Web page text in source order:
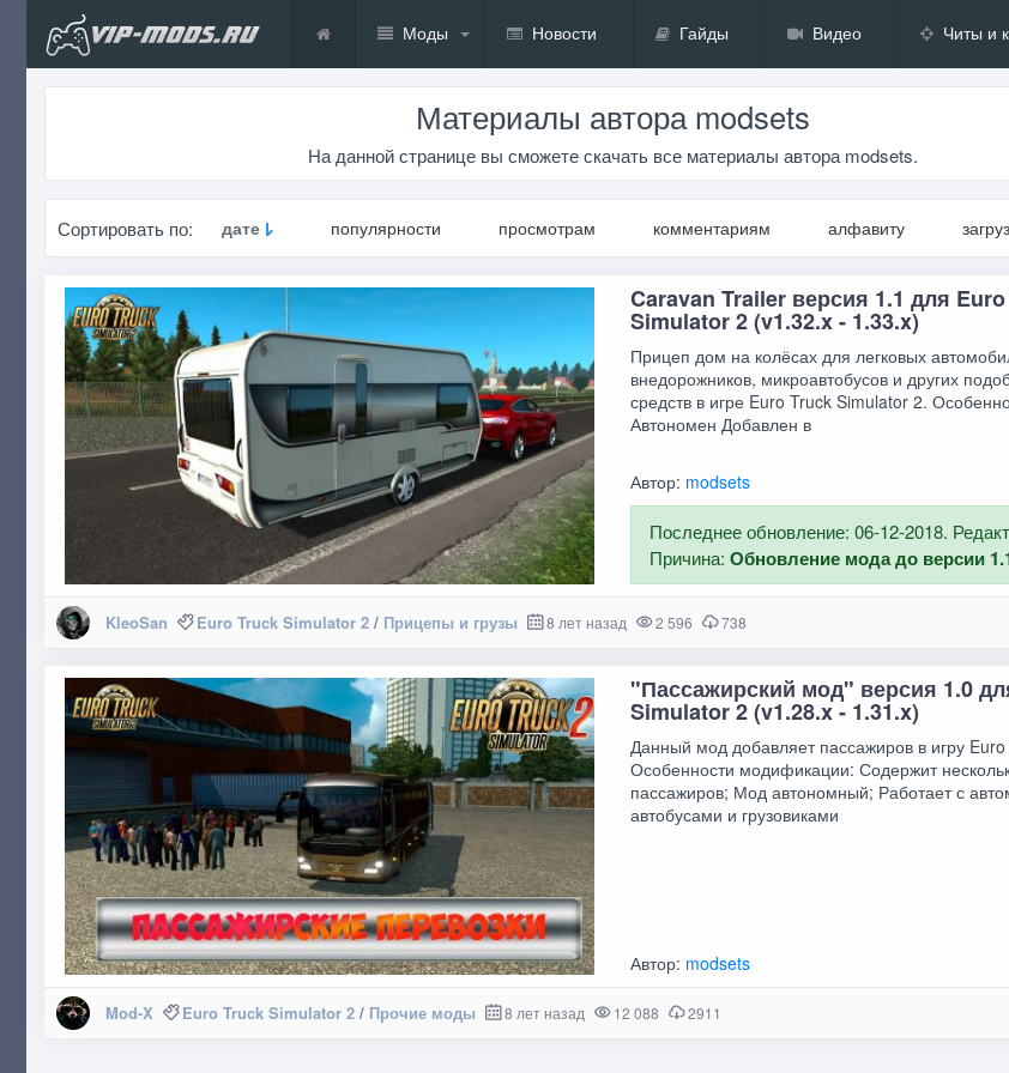
Моды Новости Гайды Видео Читы и
Материалы автора modsets
На данной странице вы сможете скачать все материалы автора modsets.
Сортировать по: дате популярности просмотрам комментариям алфавиту
Caravan Trailer версия 1.1 для
Simulator 2 (v1.32.x - 1.33.x)
Прицеп дом на колёсах для легковых
внедорожников, микроавтобусов и других
средств в игре Euro Truck Simulator 2.
Автономен Добавлен в
Автор: modsets
Последнее обновление: 06-12-2018.
Причина:Обновление мода до версии
KleoSan Euro Truck Simulator 2/ Прицепы и грузы 8 лет назад 2 596 738
"Пассажирский мод" версия 1.0
Simulator 2 (v1.28.x - 1.31.x)
Данный мод добавляет пассажиров в игру
Особенности модификации: Содержит
пассажиров; Мод автономный; Работает с
автобусами и грузовиками
Автор: modsets
Mod-X Euro Truck Simulator 2/ Прочие моды 8 лет назад 12 088 2911